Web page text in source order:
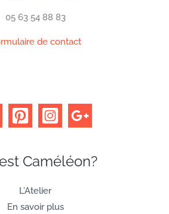
05 63 54 88 83
de contact
Caméléon?
L’Atelier
En savoir plus